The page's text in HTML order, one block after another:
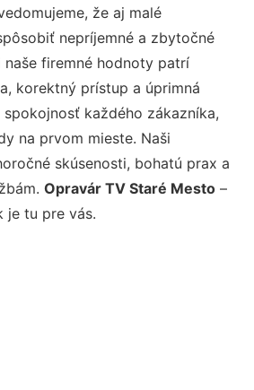
že aj malé
nepríjemné a zbytočné
firemné hodnoty patrí
korektný prístup a úprimná
spokojnosť každého zákazníka,
na prvom mieste. Naši
skúsenosti, bohatú prax a
Opravár TV Staré Mesto –
je tu pre vás.